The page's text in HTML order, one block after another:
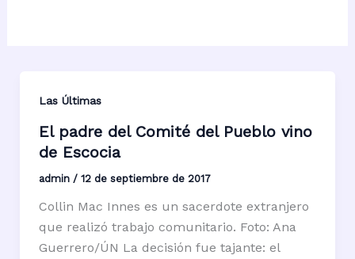
Las Últimas
El padre del Comité del Pueblo vino
de Escocia
admin / 12 de septiembre de 2017
Collin Mac Innes es un sacerdote extranjero
que realizó trabajo comunitario. Foto: Ana
Guerrero/ÚN La decisión fue tajante: el